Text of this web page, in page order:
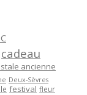
cadeau
ancienne
Deux-Sèvres
festival fleur